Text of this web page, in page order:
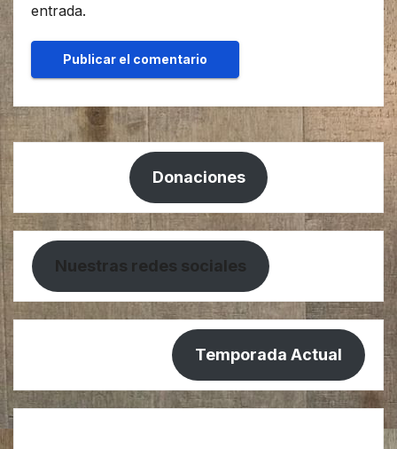
entrada.
Donaciones
Nuestras redes sociales
Temporada Actual